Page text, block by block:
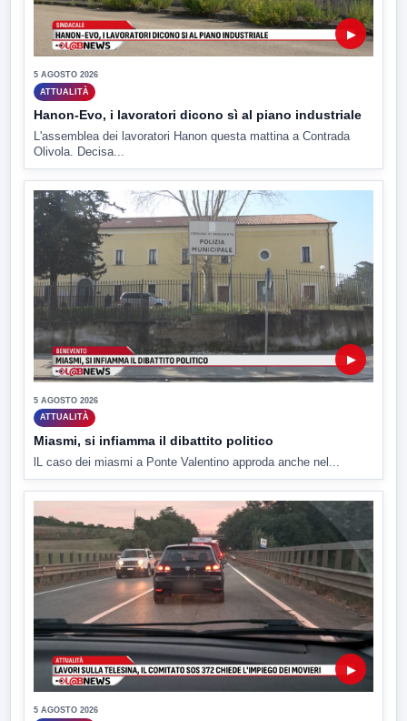
▶
5 AGOSTO 2026
ATTUALITÀ
Hanon-Evo, i lavoratori dicono sì al piano industriale
L'assemblea dei lavoratori Hanon questa mattina a Contrada
Olivola. Decisa...
▶
5 AGOSTO 2026
ATTUALITÀ
Miasmi, si infiamma il dibattito politico
lL caso dei miasmi a Ponte Valentino approda anche nel...
▶
5 AGOSTO 2026